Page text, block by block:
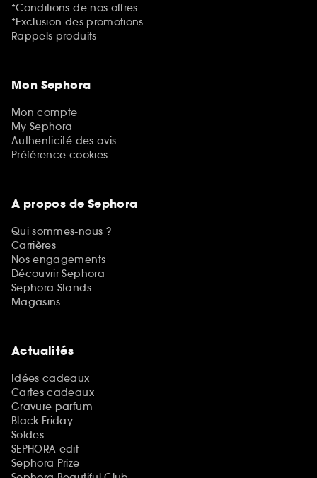
*Conditions de nos offres
*Exclusion des promotions
Rappels produits
Mon Sephora
Mon compte
My Sephora
Authenticité des avis
Préférence cookies
A propos de Sephora
Qui sommes-nous ?
Carrières
Nos engagements
Découvrir Sephora
Sephora Stands
Magasins
Actualités
Idées cadeaux
Cartes cadeaux
Gravure parfum
Black Friday
Soldes
SEPHORA edit
Sephora Prize